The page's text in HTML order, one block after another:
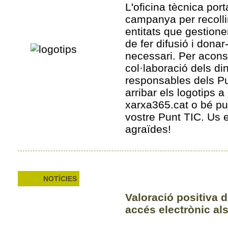
L'oficina tècnica
campanya per
entitats que
de fer difusió i
necessari. Per
col·laboració dels
responsables dels
arribar els logotips
xarxa365.cat o bé
vostre Punt TIC. Us
agraïdes!
NOTÍCIES
Valoració positiva
accés electrònic